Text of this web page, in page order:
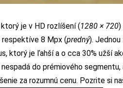
je v HD rozlíšení (1280 × 720)
respektíve 8 Mpx (predný).
ktorý je ľahší a o cca 30% užší
nespadá do prémiového
za rozumnú cenu. Pozrite si